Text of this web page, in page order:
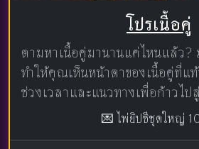
โปรเนื้อคู่
ตามหาเนื้อคู่มานานแค่ไหนแล้ว?
ทำให้คุณเห็นหน้าตาของเนื้อคู่ที่แ
ช่วงเวลาและแนวทางเพื่อก้าวไ
💌 ไพ่ยิปซีชุดใหญ่